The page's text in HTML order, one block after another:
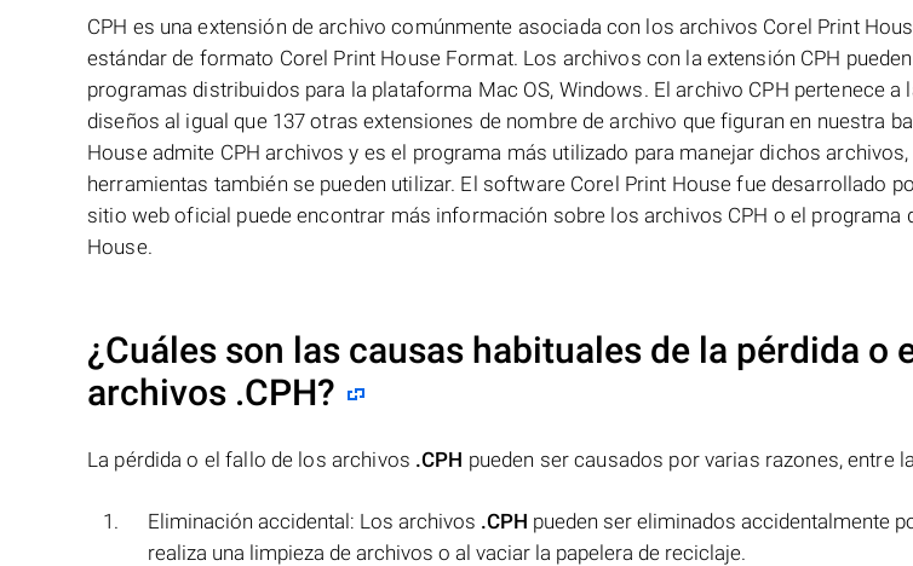
CPH es una extensión de archivo comúnmente asociada con los archivos Corel Print
estándar de formato Corel Print House Format. Los archivos con la extensión CPH
programas distribuidos para la plataforma Mac OS, Windows. El archivo CPH pertenece a
diseños al igual que 137 otras extensiones de nombre de archivo que figuran en nuestra
House admite CPH archivos y es el programa más utilizado para manejar dichos
herramientas también se pueden utilizar. El software Corel Print House fue desarrollado
sitio web oficial puede encontrar más información sobre los archivos CPH o el programa
House.
¿Cuáles son las causas habituales de la pérdida o
archivos .CPH?
La pérdida o el fallo de los archivos .CPH pueden ser causados por varias razones, entre
Eliminación accidental: Los archivos .CPH pueden ser eliminados accidentalmente
realiza una limpieza de archivos o al vaciar la papelera de reciclaje.